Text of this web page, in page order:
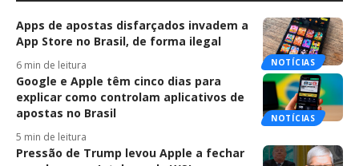
NOTÍCIAS
Apps de apostas disfarçados invadem a
App Store no Brasil, de forma ilegal
6 min de leitura
NOTÍCIAS
Google e Apple têm cinco dias para
explicar como controlam aplicativos de
apostas no Brasil
5 min de leitura
Pressão de Trump levou Apple a fechar